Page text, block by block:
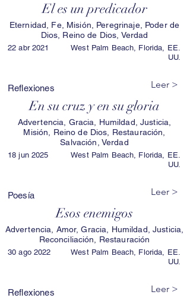
El es un predicador
Eternidad, Fe, Misión, Peregrinaje, Poder de
Dios, Reino de Dios, Verdad
22 abr 2021
West Palm Beach, Florida, EE.
UU.
Reflexiones
En su cruz y en su gloria
Leer >
Advertencia, Gracia, Humildad, Justicia,
Misión, Reino de Dios, Restauración,
Salvación, Verdad
18 jun 2025
West Palm Beach, Florida, EE.
UU.
Poesía
Esos enemigos
Leer >
Advertencia, Amor, Gracia, Humildad, Justicia,
Reconciliación, Restauración
30 ago 2022
West Palm Beach, Florida, EE.
UU.
Reflexiones Leer >